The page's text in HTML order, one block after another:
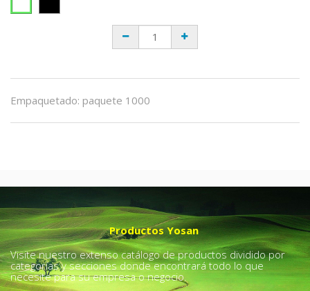
Empaquetado: paquete 1000
Productos Yosan
Visite nuestro extenso catálogo de productos dividido por
categorías y secciones donde encontrará todo lo que
necesite para su empresa o negocio.